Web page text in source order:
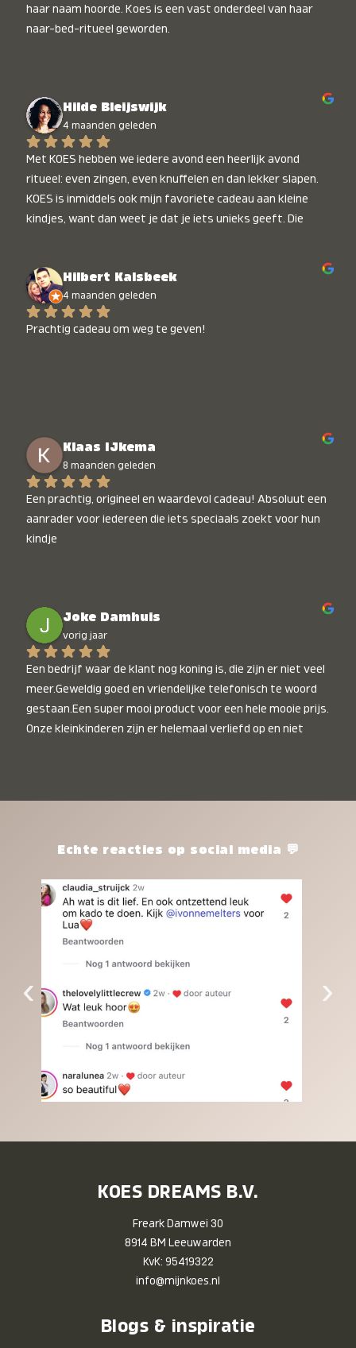
haar naam hoorde. Koes is een vast onderdeel van haar
naar-bed-ritueel geworden.
Hilde Bleijswijk
4 maanden geleden
Met KOES hebben we iedere avond een heerlijk avond
ritueel: even zingen, even knuffelen en dan lekker slapen.
KOES is inmiddels ook mijn favoriete cadeau aan kleine
kindjes, want dan weet je dat je iets unieks geeft. Die
Hilbert Kalsbeek
4 maanden geleden
Prachtig cadeau om weg te geven!
Klaas IJkema
8 maanden geleden
Een prachtig, origineel en waardevol cadeau! Absoluut een
aanrader voor iedereen die iets speciaals zoekt voor hun
kindje
Joke Damhuis
vorig jaar
Een bedrijf waar de klant nog koning is, die zijn er niet veel
meer.Geweldig goed en vriendelijke telefonisch te woord
gestaan.Een super mooi product voor een hele mooie prijs.
Onze kleinkinderen zijn er helemaal verliefd op en niet
het waard.Echte reacties op social media 💬
‹ ›
KOES DREAMS B.V.
Freark Damwei 30
8914 BM Leeuwarden
KvK: 95419322
info@mijnkoes.nl
Blogs & inspiratie